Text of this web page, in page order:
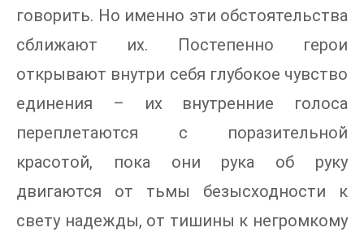
говорить. Но именно эти обстоятельства
сближают их. Постепенно герои
открывают внутри себя глубокое чувство
единения – их внутренние голоса
переплетаются с поразительной
красотой, пока они рука об руку
двигаются от тьмы безысходности к
свету надежды, от тишины к негромкому